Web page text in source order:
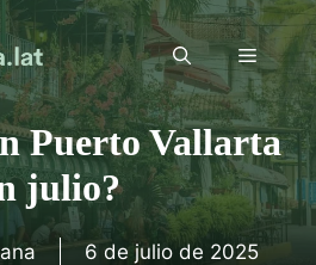
Menú
Puerto Vallarta
julio?
6 de julio de 2025